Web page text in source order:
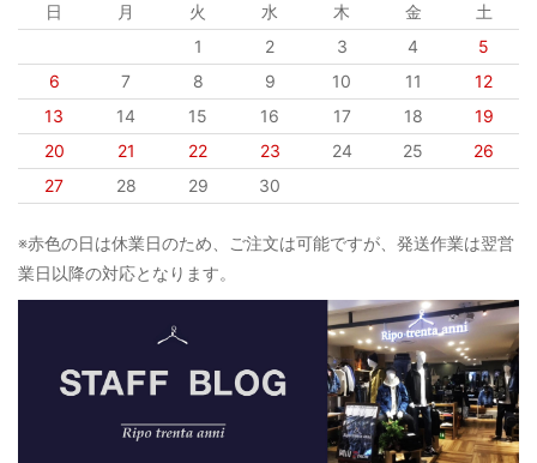
日 月 火 水 木 金
土
1
2 3 4
5
6
7 8 9 10 11
12
13
14 15 16 17 18
19
20
21 22 23 24 25
26
27
28 29 30
※赤色の日は休業日のため、ご注文は可能ですが、発送作業は翌営
業日以降の対応となります。